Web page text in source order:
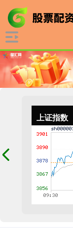
上证指数